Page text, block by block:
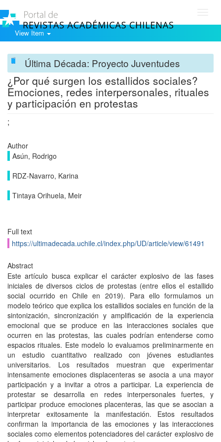
View Item
Última Década: Proyecto Juventudes
¿Por qué surgen los estallidos sociales?
Emociones, redes interpersonales, rituales
y participación en protestas
;
Author
Asún, Rodrigo
RDZ-Navarro, Karina
Tintaya Orihuela, Meir
Full text
https://ultimadecada.uchile.cl/index.php/UD/article/view/61491
Abstract
Este artículo busca explicar el carácter explosivo de las fases
iniciales de diversos ciclos de protestas (entre ellos el estallido
social ocurrido en Chile en 2019). Para ello formulamos un
modelo teórico que explica los estallidos sociales en función de la
sintonización, sincronización y amplificación de la experiencia
emocional que se produce en las interacciones sociales que
ocurren en las protestas, las cuales podrían entenderse como
espacios rituales. Este modelo lo evaluamos preliminarmente en
un estudio cuantitativo realizado con jóvenes estudiantes
universitarios. Los resultados muestran que experimentar
intensamente emociones displacenteras se asocia a una mayor
participación y a invitar a otros a participar. La experiencia de
protestar se desarrolla en redes interpersonales fuertes, y
participar produce emociones placenteras, las que se asocian a
interpretar exitosamente la manifestación. Estos resultados
confirman la importancia de las emociones y las interacciones
sociales como elementos potenciadores del carácter explosivo de